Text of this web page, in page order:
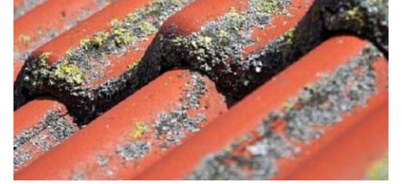
pode
ser
um
incômodo.